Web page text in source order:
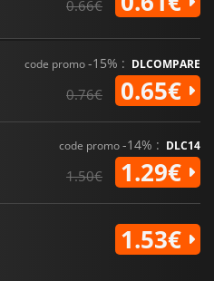
0.66€
code promo-15% : DLCOMPARE
0.76€ 0.65€
code promo-14% : DLC14
1.50€ 1.29€
1.53€